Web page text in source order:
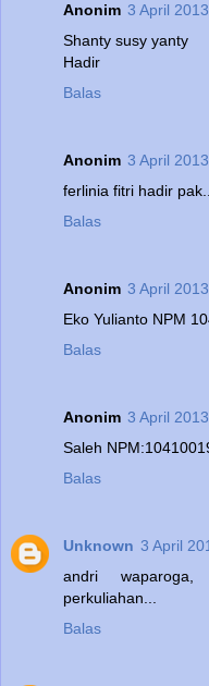
Anonim 3 April
Shanty susy yanty
Hadir
Balas
Anonim 3 April
ferlinia fitri hadir pak..
Balas
Anonim 3 April
Eko Yulianto NPM
Balas
Anonim 3 April
Saleh
Balas
Unknown 3 April
andri waparoga,
perkuliahan...
Balas